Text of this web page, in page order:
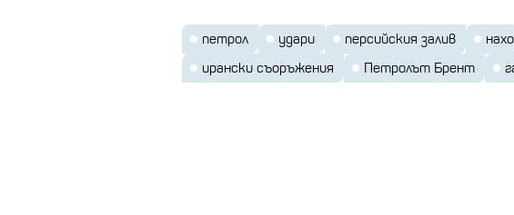
петрол удари персийския залив
ирански съоръжения
Петролът Брент